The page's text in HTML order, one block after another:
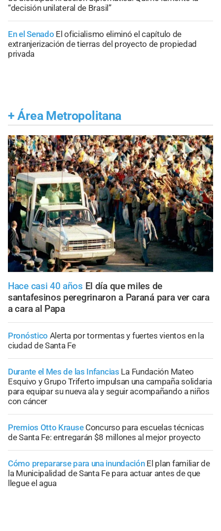
“decisión unilateral de Brasil”
En el Senado El oficialismo eliminó el capítulo de
extranjerización de tierras del proyecto de propiedad
privada
+ Área Metropolitana
Hace casi 40 años El día que miles de
santafesinos peregrinaron a Paraná para ver cara
a cara al Papa
Pronóstico Alerta por tormentas y fuertes vientos en la
ciudad de Santa Fe
Durante el Mes de las Infancias La Fundación Mateo
Esquivo y Grupo Triferto impulsan una campaña solidaria
para equipar su nueva ala y seguir acompañando a niños
con cáncer
Premios Otto Krause Concurso para escuelas técnicas
de Santa Fe: entregarán $8 millones al mejor proyecto
Cómo prepararse para una inundación El plan familiar de
la Municipalidad de Santa Fe para actuar antes de que
llegue el agua